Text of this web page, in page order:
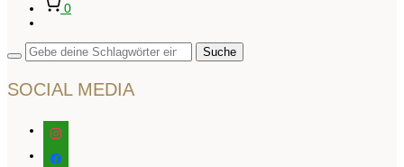
Navigation
umschalten
0
SOCIAL MEDIA
instagram
facebook